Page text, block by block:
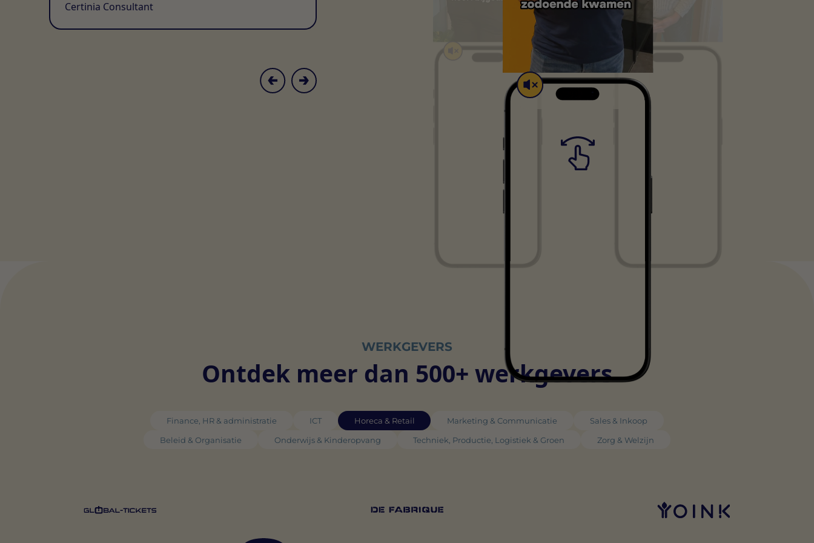
Certinia Consultant
WERKGEVERS
Ontdek meer dan 500+ werkgevers
Finance, HR & administratie ICT Horeca & Retail Marketing & Communicatie
Sales & Inkoop
Beleid & Organisatie
Onderwijs & Kinderopvang Techniek, Productie, Logistiek & Groen Zorg & Welzijn